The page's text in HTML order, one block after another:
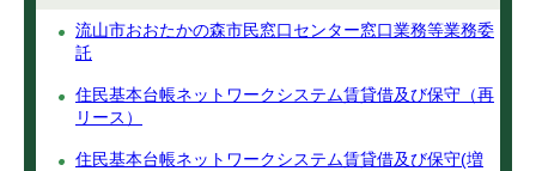
流山市おおたかの森市民窓口センター窓口業務等業務委
託
住民基本台帳ネットワークシステム賃貸借及び保守（再
リース）
住民基本台帳ネットワークシステム賃貸借及び保守(増